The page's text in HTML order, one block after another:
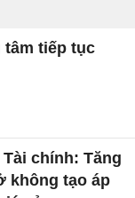
tâm tiếp tục
chính: Tăng
không tạo áp